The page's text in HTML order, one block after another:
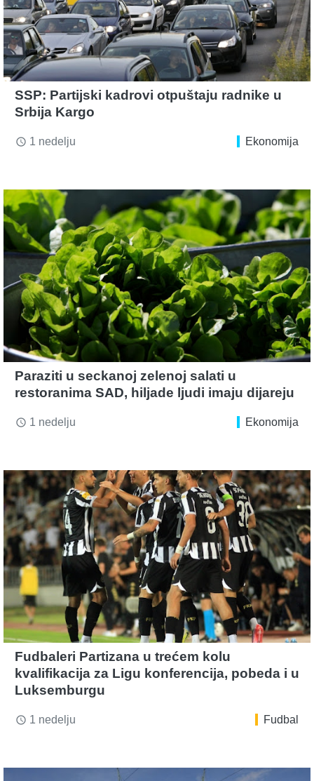
SSP: Partijski kadrovi otpuštaju radnike u
Srbija Kargo
access_time 1 nedelju Ekonomija
Paraziti u seckanoj zelenoj salati u
restoranima SAD, hiljade ljudi imaju dijareju
access_time 1 nedelju Ekonomija
Fudbaleri Partizana u trećem kolu
kvalifikacija za Ligu konferencija, pobeda i u
Luksemburgu
access_time 1 nedelju Fudbal